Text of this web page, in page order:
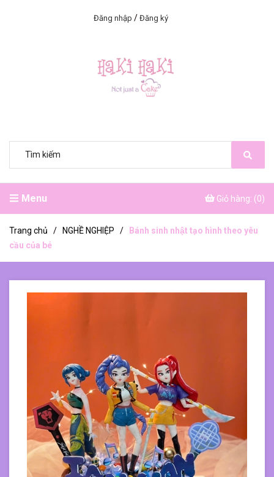
Đăng nhập / Đăng ký
Menu Giỏ hàng: (0)
Trang chủ / NGHỀ NGHIỆP /
Bánh sinh nhật tạo hình theo yêu
cầu của bé